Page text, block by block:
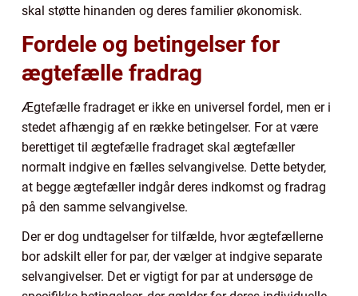
skal støtte hinanden og deres familier økonomisk.
Fordele og betingelser for
ægtefælle fradrag
Ægtefælle fradraget er ikke en universel fordel, men er i
stedet afhængig af en række betingelser. For at være
berettiget til ægtefælle fradraget skal ægtefæller
normalt indgive en fælles selvangivelse. Dette betyder,
at begge ægtefæller indgår deres indkomst og fradrag
på den samme selvangivelse.
Der er dog undtagelser for tilfælde, hvor ægtefællerne
bor adskilt eller for par, der vælger at indgive separate
selvangivelser. Det er vigtigt for par at undersøge de